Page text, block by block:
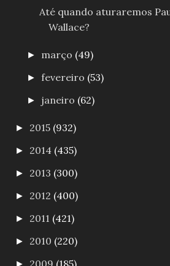
Até quando aturaremos
Wallace?
► março (49)
►fevereiro (53)
► janeiro (62)
► 2015 (932)
► 2014 (435)
► 2013 (300)
► 2012 (400)
► 2011 (421)
► 2010 (220)